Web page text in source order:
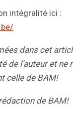
intégralité ici :
dans cet
de l’auteur et ne
celle de BAM!
de BAM!